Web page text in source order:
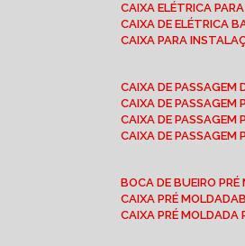
CAIXA ELÉTRICA
CAIXA DE ELÉTRICA
CAIXA PARA
CAIXA DE
CAIXA DE
CAIXA DE
CAIXA DE
BOCA DE BUEIRO
CAIXA PRÉ MOLDADA
CAIXA PRÉ